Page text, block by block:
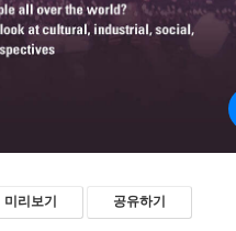
미리보기 공유하기